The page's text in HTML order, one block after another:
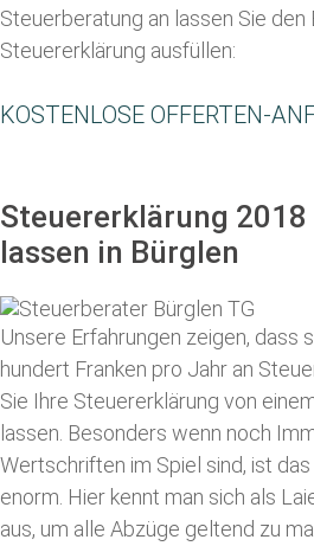
Steuerberatung an lassen Sie den
Steuererklärung ausfüllen:
KOSTENLOSE OFFERTEN-
Steuererklärung
lassen in Bürglen
Unsere Erfahrungen zeigen, dass
hundert Franken pro Jahr an
Sie Ihre Steuererklärung von
lassen . Besonders wenn noch
Wertschriften im Spiel sind, ist
enorm. Hier kennt man sich als
aus, um alle Abzüge geltend zu